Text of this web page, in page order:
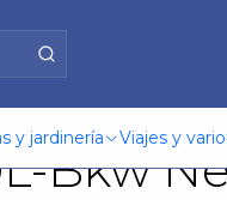
y jardinería Viajes y
Niño
Bkw